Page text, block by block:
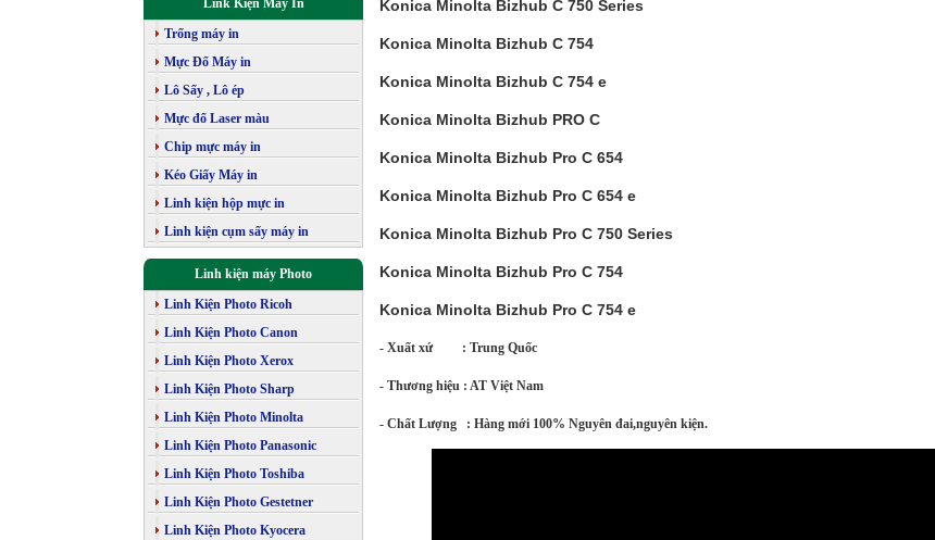
Link Kiện Máy In
Trống máy in
Mực Đổ Máy in
Lô Sấy , Lô ép
Mực đổ Laser màu
Chip mực máy in
Kéo Giấy Máy in
Linh kiện hộp mực in
Linh kiện cụm sấy máy in
Linh kiện máy Photo
Linh Kiện Photo Ricoh
Linh Kiện Photo Canon
Linh Kiện Photo Xerox
Linh Kiện Photo Sharp
Linh Kiện Photo Minolta
Linh Kiện Photo Panasonic
Linh Kiện Photo Toshiba
Linh Kiện Photo Gestetner
Linh Kiện Photo Kyocera
Konica Minolta Bizhub C 750 Series
Konica Minolta Bizhub C 754
Konica Minolta Bizhub C 754 e
Konica Minolta Bizhub PRO C
Konica Minolta Bizhub Pro C 654
Konica Minolta Bizhub Pro C 654 e
Konica Minolta Bizhub Pro C 750 Series
Konica Minolta Bizhub Pro C 754
Konica Minolta Bizhub Pro C 754 e
- Xuất xứ : Trung Quốc
- Thương hiệu : AT Việt Nam
- Chất Lượng : Hàng mới 100% Nguyên đai,nguyên kiện.